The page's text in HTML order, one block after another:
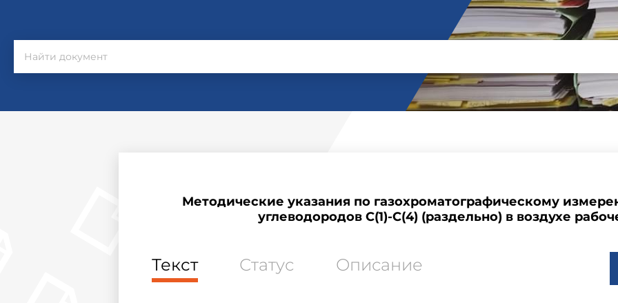
Методические указания по газохроматографическому
углеводородов С(1)-С(4) (раздельно) в воздухе
Текст Статус Описание